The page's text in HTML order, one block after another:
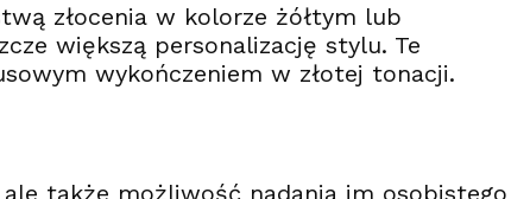
złocenia w kolorze żółtym lub
większą personalizację stylu. Te
wykończeniem w złotej tonacji.